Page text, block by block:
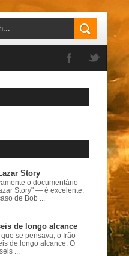
Story
o documentário
Story" — é excelente.
de Bob ...
de longo alcance
se pensava, o Irão
de longo alcance. O
...